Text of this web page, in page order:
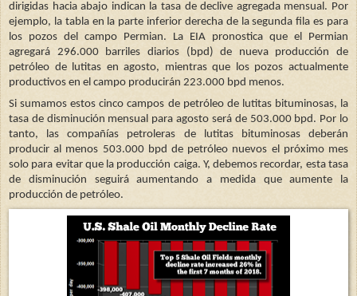
dirigidas hacia abajo indican la tasa de declive agregada mensual. Por
ejemplo, la tabla en la parte inferior derecha de la segunda fila es para
los pozos del campo Permian. La EIA pronostica que el Permian
agregará 296.000 barriles diarios (bpd) de nueva producción de
petróleo de lutitas en agosto, mientras que los pozos actualmente
productivos en el campo producirán 223.000 bpd menos.
Si sumamos estos cinco campos de petróleo de lutitas bituminosas, la
tasa de disminución mensual para agosto será de 503.000 bpd. Por lo
tanto, las compañías petroleras de lutitas bituminosas deberán
producir al menos 503.000 bpd de petróleo nuevos el próximo mes
solo para evitar que la producción caiga. Y, debemos recordar, esta tasa
de disminución seguirá aumentando a medida que aumente la
producción de petróleo.